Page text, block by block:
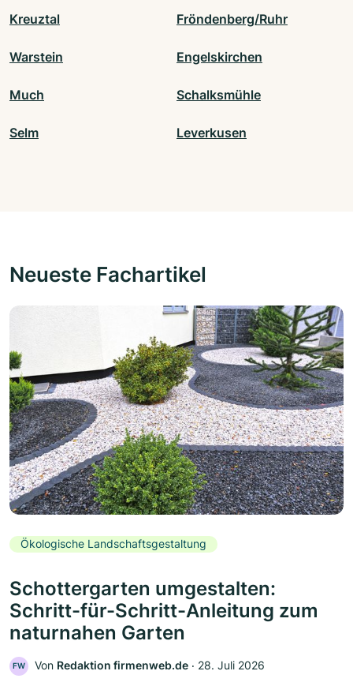
Kreuztal Fröndenberg/Ruhr
Warstein Engelskirchen
Much Schalksmühle
Selm Leverkusen
Neueste Fachartikel
Ökologische Landschaftsgestaltung
Schottergarten umgestalten:
Schritt-für-Schritt-Anleitung zum
naturnahen Garten
FW Von Redaktion firmenweb.de ‧ 28. Juli 2026